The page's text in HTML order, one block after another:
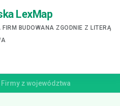
LexMap
FIRM BUDOWANA ZGODNIE Z LITERĄ
Firmy z województwa